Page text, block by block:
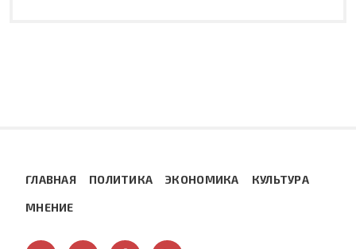
ГЛАВНАЯ ПОЛИТИКА ЭКОНОМИКА КУЛЬТУРА
МНЕНИЕ